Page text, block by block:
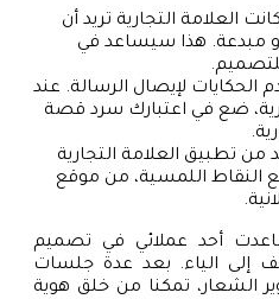
العلامة التجارية تريد أن
أو مبدعة. هذا سيساعد في
الحكايات لإيصال الرسالة. عند
ضع في اعتبارك سرد قصة
من تطبيق العلامة التجارية
اللمسية، من موقع
أحد عملائي في تصميم
إلى الياء. بعد عدة جلسات
الشعار، تمكنا من خلق هوية